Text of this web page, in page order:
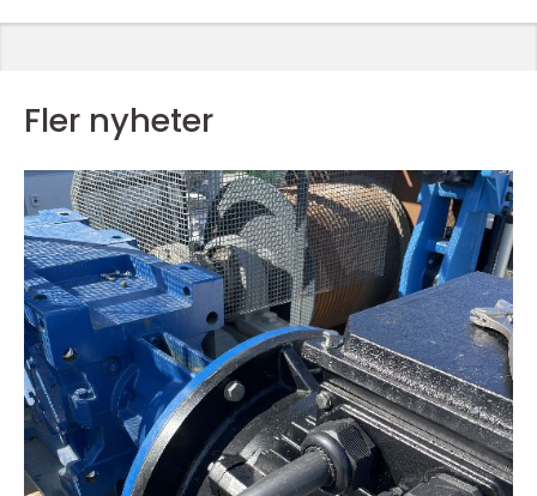
Fler nyheter